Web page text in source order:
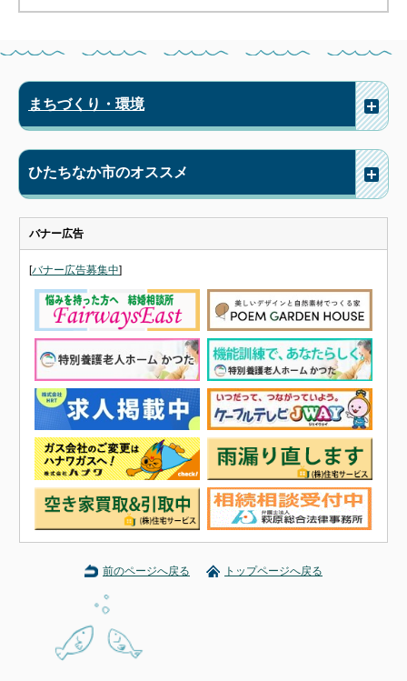
まちづくり・環境
ひたちなか市のオススメ
バナー広告
[バナー広告募集中]
前のページへ戻る トップページへ戻る